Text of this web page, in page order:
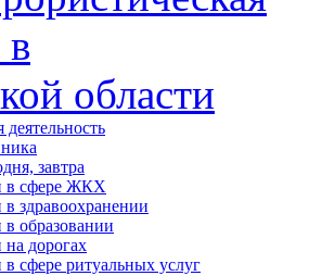
завтра
в сфере ЖКХ
здравоохранении
образовании
дорогах
сфере ритуальных услуг